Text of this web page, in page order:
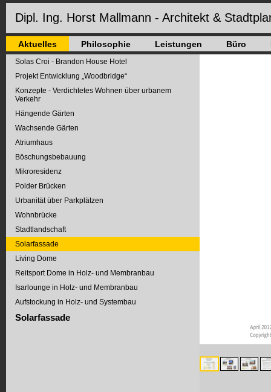
Dipl. Ing. Horst Mallmann - Architekt &
Solas Croi - Brandon House Hotel
Projekt Entwicklung „Woodbridge“
Konzepte - Verdichtetes Wohnen über urbanem
Verkehr
Hängende Gärten
Wachsende Gärten
Atriumhaus
Böschungsbebauung
Mikroresidenz
Polder Brücken
Urbanität über Parkplätzen
Wohnbrücke
Stadtlandschaft
Solarfassade
Living Dome
Reitsport Dome in Holz- und Membranbau
Isarlounge in Holz- und Membranbau
Aufstockung in Holz- und Systembau
Solarfassade
Aktuelles Philosophie Leistungen Büro